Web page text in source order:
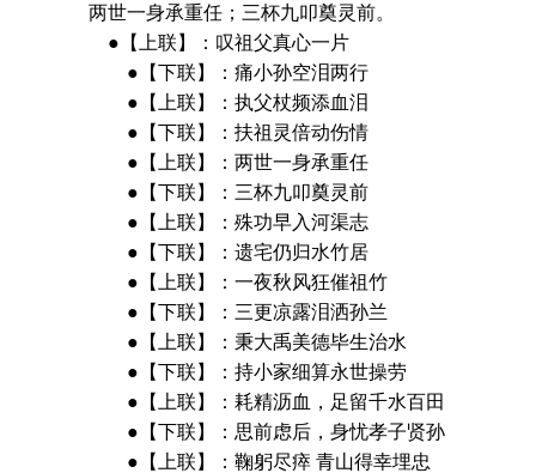
两世一身承重任；三杯九叩奠灵前。
●【上联】：叹祖父真心一片
●【下联】：痛小孙空泪两行
●【上联】：执父杖频添血泪
●【下联】：扶祖灵倍动伤情
●【上联】：两世一身承重任
●【下联】：三杯九叩奠灵前
●【上联】：殊功早入河渠志
●【下联】：遗宅仍归水竹居
●【上联】：一夜秋风狂催祖竹
●【下联】：三更凉露泪洒孙兰
●【上联】：秉大禹美德毕生治水
●【下联】：持小家细算永世操劳
●【上联】：耗精沥血，足留千水百田
●【下联】：思前虑后，身忧孝子贤孙
●【上联】：鞠躬尽瘁 青山得幸埋忠